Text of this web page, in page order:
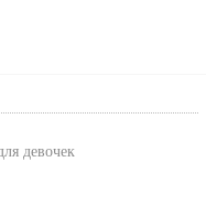
девочек